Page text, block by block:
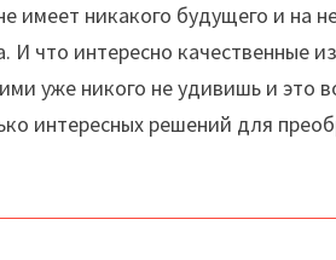
имеет никакого будущего и на
И что интересно качественные
уже никого не удивишь и это
интересных решений для